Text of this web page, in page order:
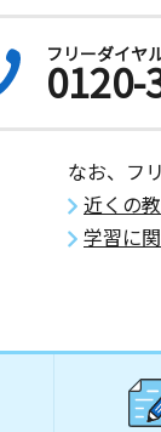
フリーダイヤ
0120-
なお、フ
近くの
学習に